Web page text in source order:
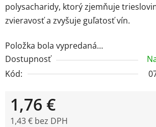
polysacharidy, ktorý zjemňuje
zvieravosť a zvyšuje guľatosť vín.
Položka bola vypredaná…
Dostupnosť
Kód:
1,76 €
1,43 € bez DPH